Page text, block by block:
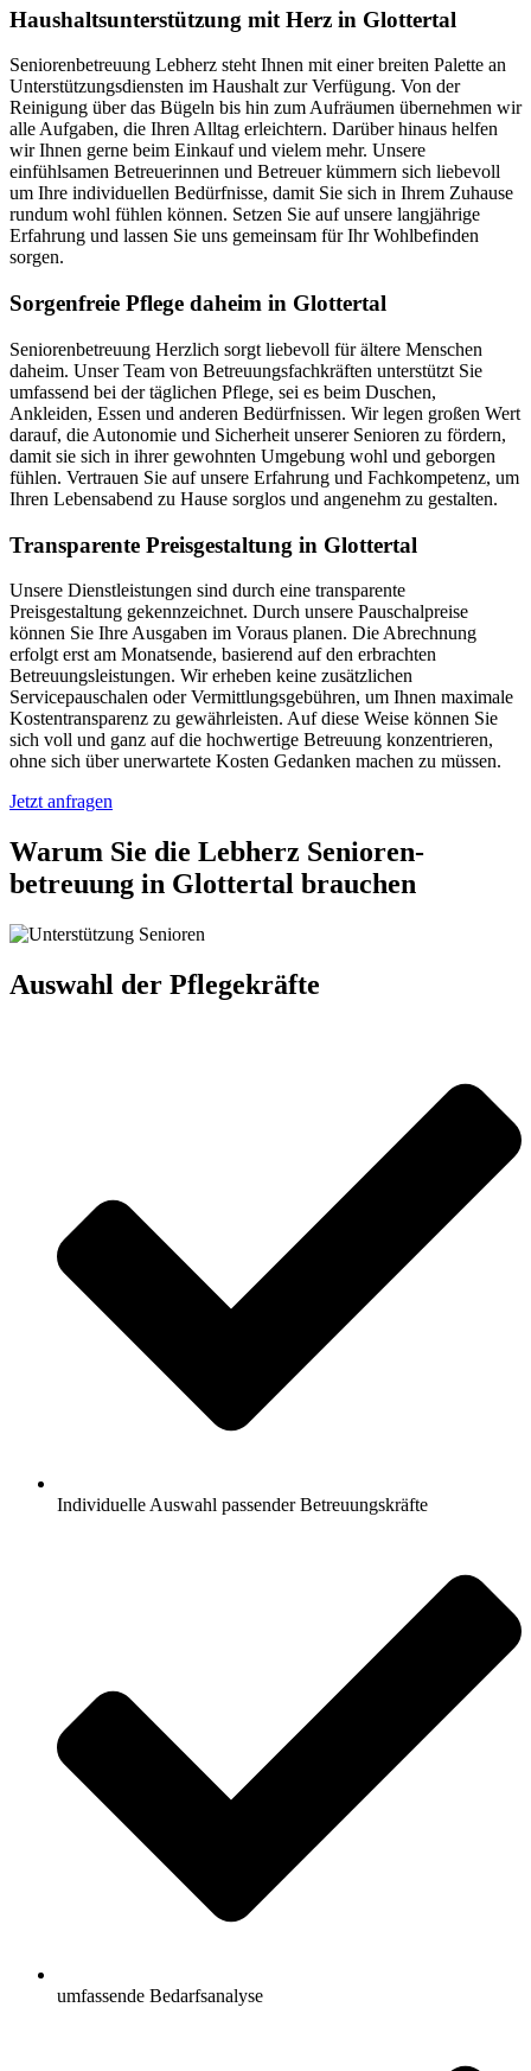
Haushalts­unterstützung mit Herz in Glottertal
Seniorenbetreuung Lebherz steht Ihnen mit einer breiten Palette an
Unterstützungsdiensten im Haushalt zur Verfügung. Von der
Reinigung über das Bügeln bis hin zum Aufräumen übernehmen wir
alle Aufgaben, die Ihren Alltag erleichtern. Darüber hinaus helfen
wir Ihnen gerne beim Einkauf und vielem mehr. Unsere
einfühlsamen Betreuerinnen und Betreuer kümmern sich liebevoll
um Ihre individuellen Bedürfnisse, damit Sie sich in Ihrem Zuhause
rundum wohl fühlen können. Setzen Sie auf unsere langjährige
Erfahrung und lassen Sie uns gemeinsam für Ihr Wohlbefinden
sorgen.
Sorgenfreie Pflege daheim in Glottertal
Seniorenbetreuung Herzlich sorgt liebevoll für ältere Menschen
daheim. Unser Team von Betreuungsfachkräften unterstützt Sie
umfassend bei der täglichen Pflege, sei es beim Duschen,
Ankleiden, Essen und anderen Bedürfnissen. Wir legen großen Wert
darauf, die Autonomie und Sicherheit unserer Senioren zu fördern,
damit sie sich in ihrer gewohnten Umgebung wohl und geborgen
fühlen. Vertrauen Sie auf unsere Erfahrung und Fachkompetenz, um
Ihren Lebensabend zu Hause sorglos und angenehm zu gestalten.
Transparente Preisgestaltung in Glottertal
Unsere Dienstleistungen sind durch eine transparente
Preisgestaltung gekennzeichnet. Durch unsere Pauschalpreise
können Sie Ihre Ausgaben im Voraus planen. Die Abrechnung
erfolgt erst am Monatsende, basierend auf den erbrachten
Betreuungsleistungen. Wir erheben keine zusätzlichen
Servicepauschalen oder Vermittlungsgebühren, um Ihnen maximale
Kostentransparenz zu gewährleisten. Auf diese Weise können Sie
sich voll und ganz auf die hochwertige Betreuung konzentrieren,
ohne sich über unerwartete Kosten Gedanken machen zu müssen.
Jetzt anfragen
Warum Sie die Lebherz Senioren­
betreuung in Glottertal brauchen
Auswahl der Pflegekräfte
Individuelle Auswahl passender Betreuungskräfte
umfassende Bedarfsanalyse